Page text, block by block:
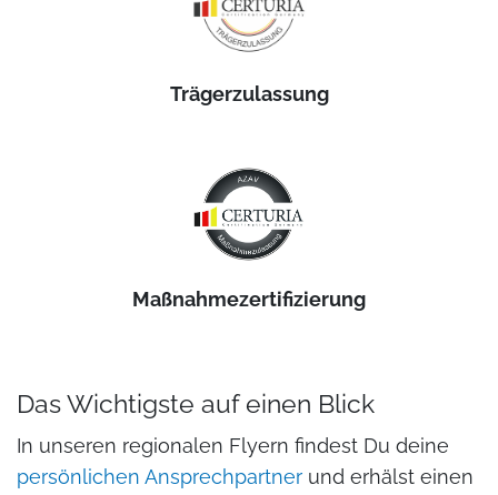
Trägerzulassung
Maßnahmezertifizierung
Das Wichtigste auf einen Blick
In unseren regionalen Flyern findest Du deine
persönlichen Ansprechpartner und erhälst einen